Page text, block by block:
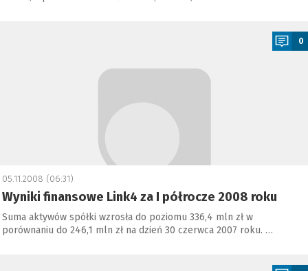
0
05.11.2008 (06:31)
Wyniki finansowe Link4 za I półrocze 2008 roku
Suma aktywów spółki wzrosła do poziomu 336,4 mln zł w
porównaniu do 246,1 mln zł na dzień 30 czerwca 2007 roku. …